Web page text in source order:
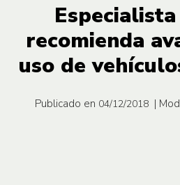
recomienda
uso de
Publicado en 04/12/2018 |